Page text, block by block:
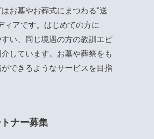
お墓やお葬式にまつわる"送
ィアです。はじめての方に
い、同じ境遇の方の教訓エピ
しています。お墓や葬祭をも
できるようなサービスを目指
ナー募集